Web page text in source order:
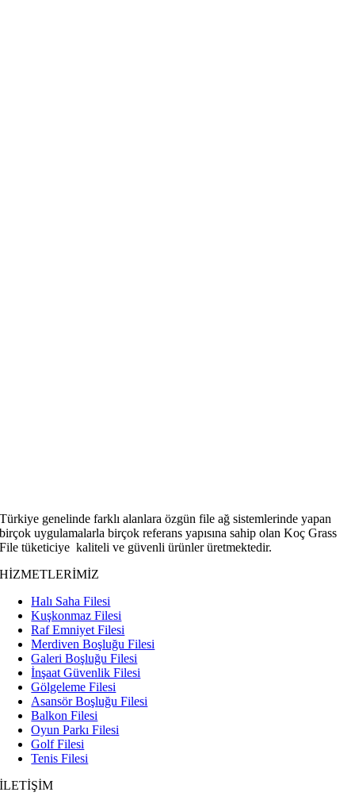
Türkiye genelinde farklı alanlara özgün file ağ sistemlerinde yapan
birçok uygulamalarla birçok referans yapısına sahip olan Koç Grass
File tüketiciye kaliteli ve güvenli ürünler üretmektedir.
HİZMETLERİMİZ
Halı Saha Filesi
Kuşkonmaz Filesi
Raf Emniyet Filesi
Merdiven Boşluğu Filesi
Galeri Boşluğu Filesi
İnşaat Güvenlik Filesi
Gölgeleme Filesi
Asansör Boşluğu Filesi
Balkon Filesi
Oyun Parkı Filesi
Golf Filesi
Tenis Filesi
İLETİŞİM